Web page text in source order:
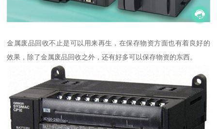
金属废品回收不止是可以用来再生，在保存物资方面也有着良好的
效果，除了金属废品回收之外，还有好多可以保存物资的东西。